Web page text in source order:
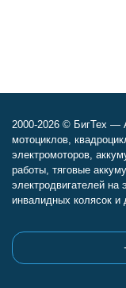
2000-2026 © БигТех —
мотоциклов,
электромоторов,
работы, тяговые
электродвигателей на
инвалидных колясок и